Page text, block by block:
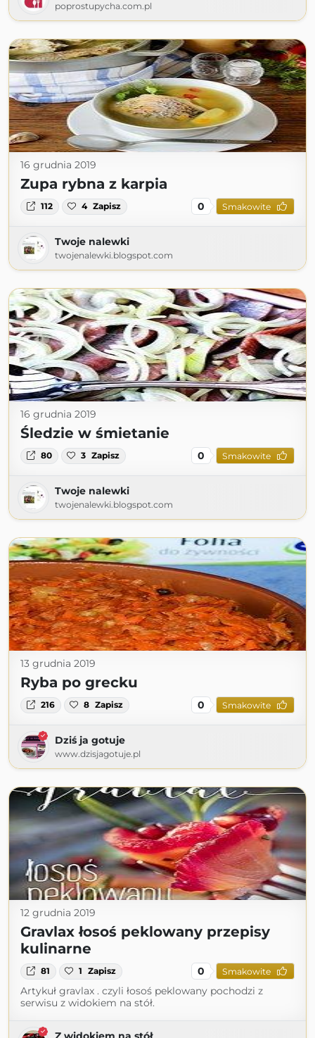
poprostupycha.com.pl
16 grudnia 2019
Zupa rybna z karpia
112 4 Zapisz 0 Smakowite
Twoje nalewki
twojenalewki.blogspot.com
16 grudnia 2019
Śledzie w śmietanie
80 3 Zapisz 0 Smakowite
Twoje nalewki
twojenalewki.blogspot.com
13 grudnia 2019
Ryba po grecku
216 8 Zapisz 0 Smakowite
Dziś ja gotuje
www.dzisjagotuje.pl
12 grudnia 2019
Gravlax łosoś peklowany przepisy
kulinarne
81 1 Zapisz 0 Smakowite
Artykuł gravlax . czyli łosoś peklowany pochodzi z
serwisu z widokiem na stół.